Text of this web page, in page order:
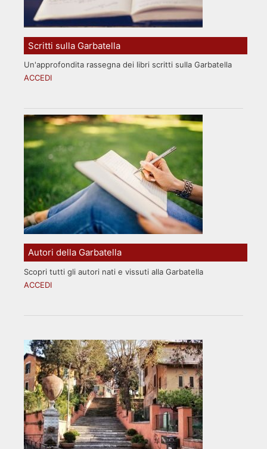
Scritti sulla Garbatella
Un'approfondita rassegna dei libri scritti sulla Garbatella
ACCEDI
Autori della Garbatella
Scopri tutti gli autori nati e vissuti alla Garbatella
ACCEDI